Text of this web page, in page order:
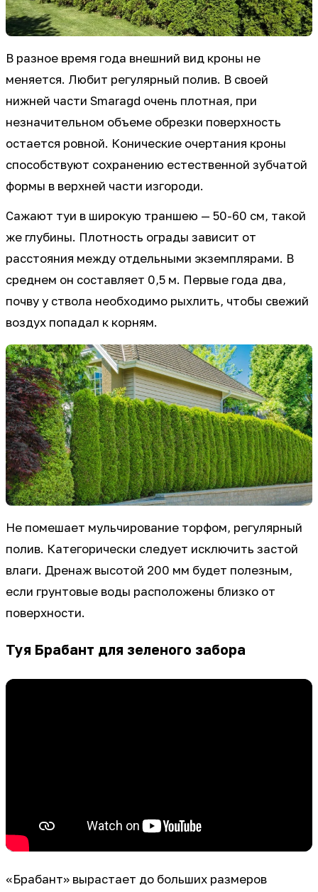
В разное время года внешний вид кроны не
меняется. Любит регулярный полив. В своей
нижней части Smaragd очень плотная, при
незначительном объеме обрезки поверхность
остается ровной. Конические очертания кроны
способствуют сохранению естественной зубчатой
формы в верхней части изгороди.
Сажают туи в широкую траншею — 50-60 см, такой
же глубины. Плотность ограды зависит от
расстояния между отдельными экземплярами. В
среднем он составляет 0,5 м. Первые года два,
почву у ствола необходимо рыхлить, чтобы свежий
воздух попадал к корням.
Не помешает мульчирование торфом, регулярный
полив. Категорически следует исключить застой
влаги. Дренаж высотой 200 мм будет полезным,
если грунтовые воды расположены близко от
поверхности.
Туя Брабант для зеленого забора
«Брабант» вырастает до больших размеров